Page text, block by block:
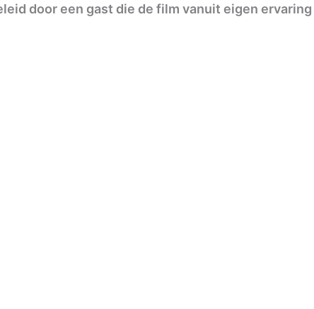
door een gast die de film vanuit eigen ervaring